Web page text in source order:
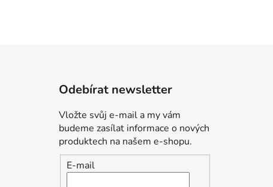
Odebírat newsletter
Vložte svůj e-mail a my vám
budeme zasílat informace o nových
produktech na našem e-shopu.
E-mail